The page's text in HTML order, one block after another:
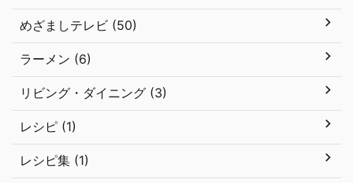
めざましテレビ (50)
ラーメン (6)
リビング・ダイニング (3)
レシピ (1)
レシピ集 (1)